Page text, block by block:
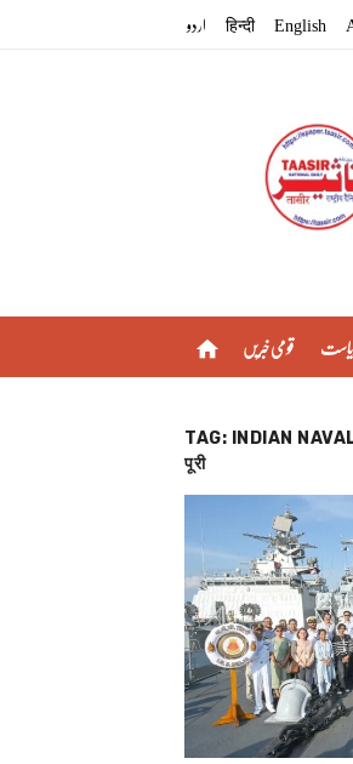
اردو हिन्दी English
home قومی خبریں
TAG:
INDIAN
पूरी